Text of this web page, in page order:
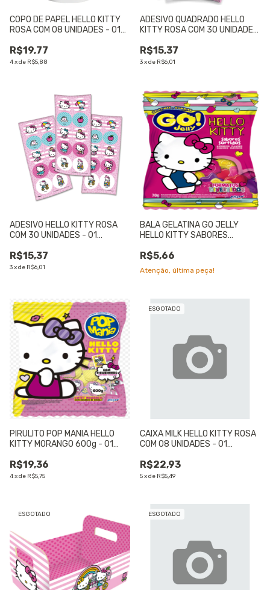
COPO DE PAPEL HELLO KITTY
ROSA COM 08 UNIDADES - 01
R$19,77
4xde R$5,88
ADESIVO QUADRADO HELLO
KITTY ROSA COM 30 UNIDADES
R$15,37
3xde R$6,01
ADESIVO HELLO KITTY ROSA
COM 30 UNIDADES - 01
R$15,37
3xde R$6,01
BALA GELATINA GO JELLY
HELLO KITTY SABORES
R$5,66
Atenção, última peça!
PIRULITO POP MANIA HELLO
KITTY MORANGO 600g - 01
R$19,36
4xde R$5,75
ESGOTADO
CAIXA MILK HELLO KITTY ROSA
COM 08 UNIDADES - 01
R$22,93
5xde R$5,49
ESGOTADO ESGOTADO